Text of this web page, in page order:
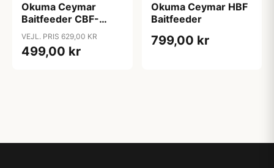
Okuma Ceymar
Baitfeeder CBF-
1000
VEJL. PRIS 629,00 KR
499,00 kr
Okuma Ceymar HBF
Baitfeeder
799,00 kr